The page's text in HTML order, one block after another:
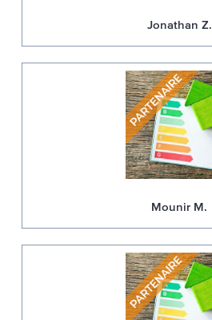
Jonathan Z.
Mounir M.